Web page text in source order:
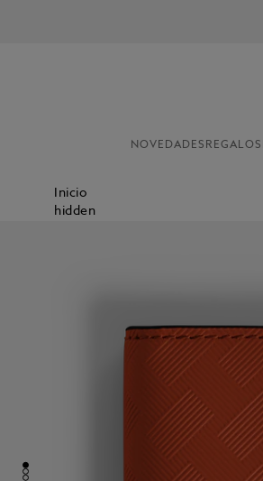
NOVEDADES REGALOS
Inicio
hidden